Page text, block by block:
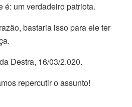
é: um verdadeiro patriota.
bastaria isso para ele ter
Destra, 16/03/2.020.
repercutir o assunto!